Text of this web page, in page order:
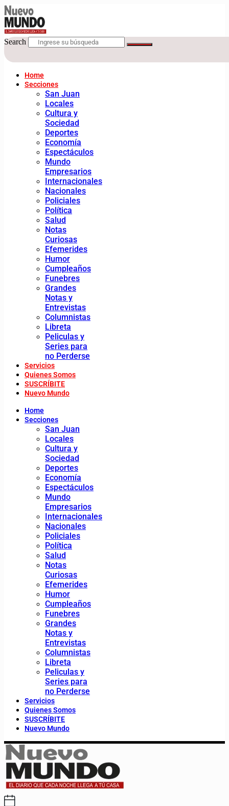
Search
Home
Secciones
San Juan
Locales
Cultura y
Sociedad
Deportes
Economía
Espectáculos
Mundo
Empresarios
Internacionales
Nacionales
Policiales
Política
Salud
Notas
Curiosas
Efemerides
Humor
Cumpleaños
Funebres
Grandes
Notas y
Entrevistas
Columnistas
Libreta
Peliculas y
Series para
no Perderse
Servicios
Quienes Somos
SUSCRÍBITE
Nuevo Mundo
Home
Secciones
San Juan
Locales
Cultura y
Sociedad
Deportes
Economía
Espectáculos
Mundo
Empresarios
Internacionales
Nacionales
Policiales
Política
Salud
Notas
Curiosas
Efemerides
Humor
Cumpleaños
Funebres
Grandes
Notas y
Entrevistas
Columnistas
Libreta
Peliculas y
Series para
no Perderse
Servicios
Quienes Somos
SUSCRÍBITE
Nuevo Mundo